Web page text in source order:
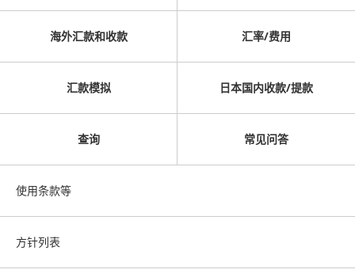
海外汇款和收款 汇率/费用
汇款模拟 日本国内收款/提款
查询 常见问答
使用条款等
方针列表